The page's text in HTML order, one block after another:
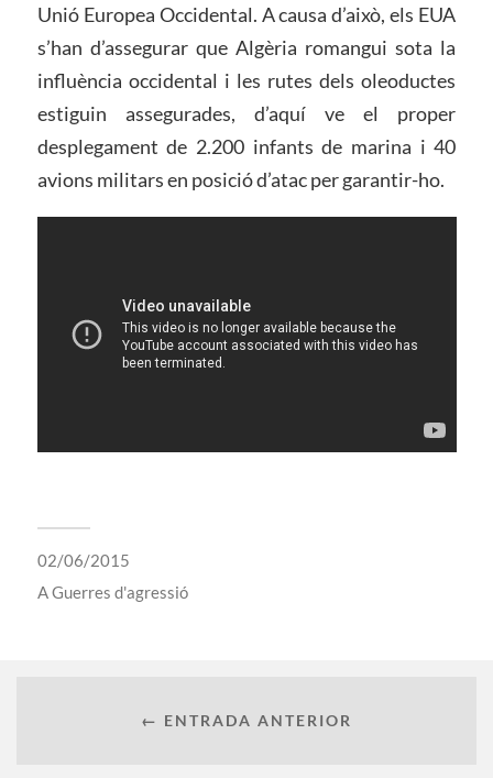
Unió Europea Occidental. A causa d’això, els EUA
s’han d’assegurar que Algèria romangui sota la
influència occidental i les rutes dels oleoductes
estiguin assegurades, d’aquí ve el proper
desplegament de 2.200 infants de marina i 40
avions militars en posició d’atac per garantir-ho.
02/06/2015
AGuerres d'agressió
← ENTRADA ANTERIOR